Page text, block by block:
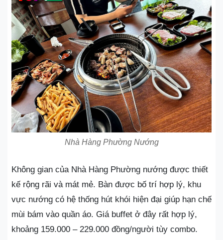
Nhà Hàng Phường Nướng
Không gian của Nhà Hàng Phường nướng được thiết
kế rộng rãi và mát mẻ. Bàn được bố trí hợp lý, khu
vực nướng có hệ thống hút khói hiện đại giúp hạn chế
mùi bám vào quần áo. Giá buffet ở đây rất hợp lý,
khoảng 159.000 – 229.000 đồng/người tùy combo.